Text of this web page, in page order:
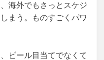
海外でもさっとスケジ
まう。ものすごくパワ
ビール目当てでなくて